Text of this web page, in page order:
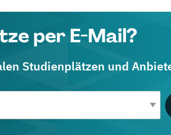
per E-Mail?
Studienplätzen und